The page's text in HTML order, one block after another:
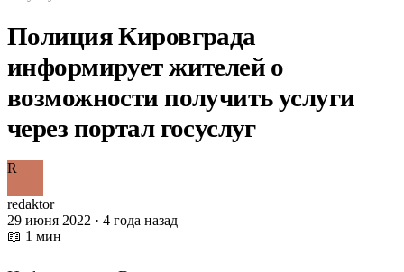
Полиция Кировграда
информирует жителей о
возможности получить услуги
через портал госуслуг
R
redaktor
29 июня 2022 · 4 года назад
📖 1 мин